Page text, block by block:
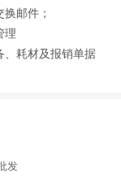
邮件；
理
、耗材及报销单据
发